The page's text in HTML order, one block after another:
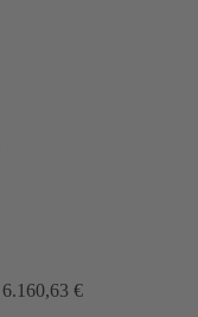
6.160,63 €